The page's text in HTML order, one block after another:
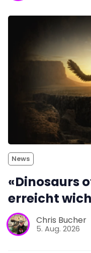
News
«Dinosaurs
erreicht
Chris Bucher
5. Aug. 2026